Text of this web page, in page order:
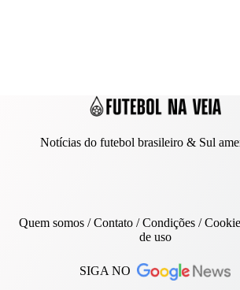
Notícias do futebol brasileiro & Sul
Quem somos/Contato/ Condições /
de uso
SIGA NO